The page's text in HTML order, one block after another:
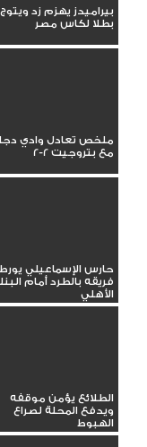
بيراميدز يهزم زد ويتوج
بطلا لكاس مصر
ملخص تعادل وادي
مع بتروجيت 2-2
حارس الإسماعيلي يورط
فريقه بالطرد أمام
الأهلي
الطلائع يؤمن موقفه
ويدفع المحلة لصراع
الهبوط